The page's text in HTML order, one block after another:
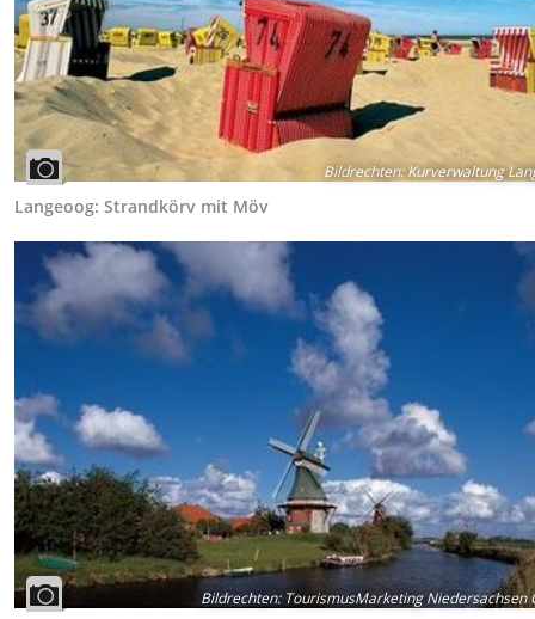
Bildrechten:Kurverwaltung
Langeoog: Strandkörv mit Möv
Bildrechten:TourismusMarketing Niedersachsen